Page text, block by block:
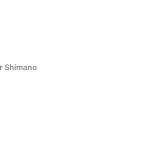
Shimano